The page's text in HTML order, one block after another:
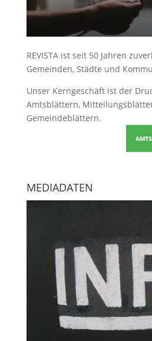
REVISTA ist seit 50 Jahren
Gemeinden, Städte und
Unser Kerngeschäft ist der
Amtsblättern,
Gemeindeblättern.
MEDIADATEN